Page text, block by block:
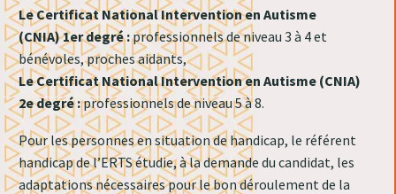
Le Certificat National Intervention en Autisme
(CNIA)1er degré :professionnels de niveau 3 à 4 et
bénévoles, proches aidants,
Le Certificat National Intervention en Autisme (CNIA)
2e degré :professionnels de niveau 5 à 8.
Pour les personnes en situation de handicap, le référent
handicap de l’ERTS étudie, à la demande du candidat, les
adaptations nécessaires pour le bon déroulement de la